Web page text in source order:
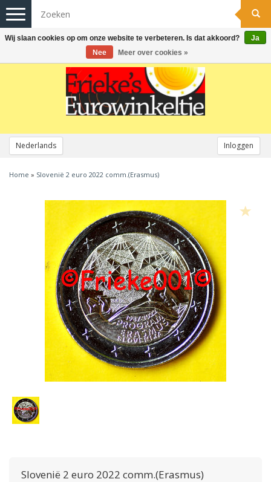
Nederlands Inloggen
Toggle
navigation
Home » Slovenië 2 euro 2022 comm.(Erasmus)
Slovenië 2 euro 2022 comm.(Erasmus)
Wij slaan cookies op om onze website te verbeteren. Is dat akkoord?
Ja
Nee
Meer over cookies »